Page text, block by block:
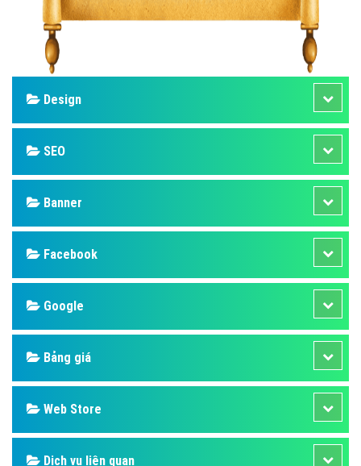
Design
SEO
Banner
Facebook
Google
Bảng giá
Web Store
Dịch vụ liên quan